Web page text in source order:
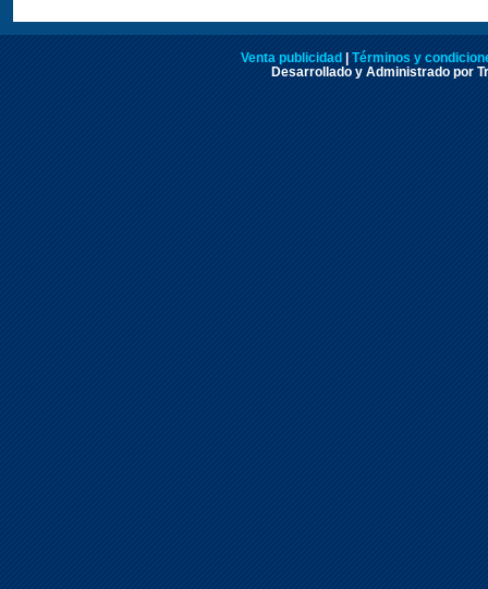
Venta publicidad | Términos y
Desarrollado y Administrado por